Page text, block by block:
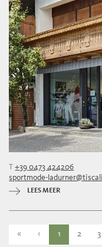
T+39 0473 424206
sportmode-
LEES MEER
« ‹ 1 2 3